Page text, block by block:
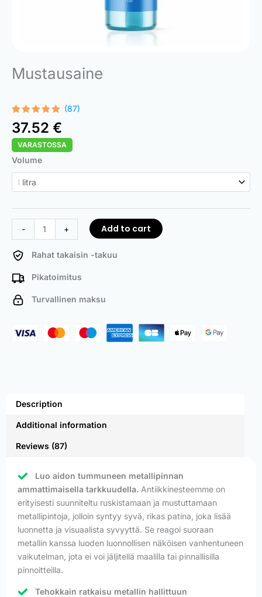
Mustausaine
Rated 4.83
out of 5
based on
87
customer
ratings
(87)
37.52 €
VARASTOSSA
Volume
-
Antiquing
Fluid
quantity
+ Add to cart
Rahat takaisin -takuu
Pikatoimitus
Turvallinen maksu
Description
Additional information
Reviews (87)
Luo aidon tummuneen metallipinnan
ammattimaisella tarkkuudella. Antiikkinesteemme on
erityisesti suunniteltu ruskistamaan ja mustuttamaan
metallipintoja, jolloin syntyy syvä, rikas patina, joka lisää
luonnetta ja visuaalista syvyyttä. Se reagoi suoraan
metallin kanssa luoden luonnollisen näköisen vanhentuneen
vaikutelman, jota ei voi jäljitellä maalilla tai pinnallisilla
pinnoitteilla.
Tehokkain ratkaisu metallin hallittuun